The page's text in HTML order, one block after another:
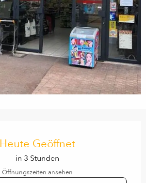
Heute Geöffnet
in 3 Stunden
Öffnungszeiten ansehen